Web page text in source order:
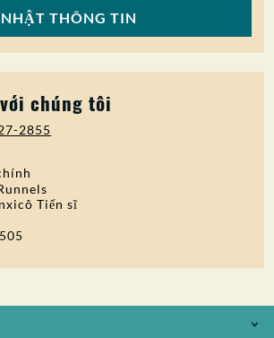
THÔNG TIN
chúng tôi
2855
Tiến sĩ